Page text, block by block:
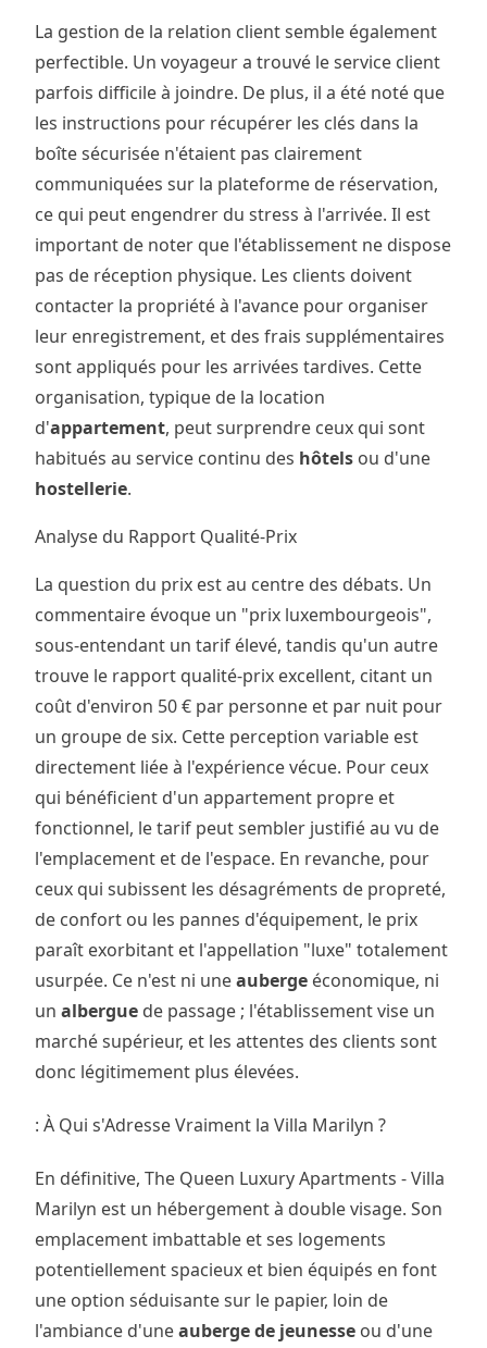
La gestion de la relation client semble également
perfectible. Un voyageur a trouvé le service client
parfois difficile à joindre. De plus, il a été noté que
les instructions pour récupérer les clés dans la
boîte sécurisée n'étaient pas clairement
communiquées sur la plateforme de réservation,
ce qui peut engendrer du stress à l'arrivée. Il est
important de noter que l'établissement ne dispose
pas de réception physique. Les clients doivent
contacter la propriété à l'avance pour organiser
leur enregistrement, et des frais supplémentaires
sont appliqués pour les arrivées tardives. Cette
organisation, typique de la location
d'appartement, peut surprendre ceux qui sont
habitués au service continu des hôtels ou d'une
hostellerie.
Analyse du Rapport Qualité-Prix
La question du prix est au centre des débats. Un
commentaire évoque un "prix luxembourgeois",
sous-entendant un tarif élevé, tandis qu'un autre
trouve le rapport qualité-prix excellent, citant un
coût d'environ 50 € par personne et par nuit pour
un groupe de six. Cette perception variable est
directement liée à l'expérience vécue. Pour ceux
qui bénéficient d'un appartement propre et
fonctionnel, le tarif peut sembler justifié au vu de
l'emplacement et de l'espace. En revanche, pour
ceux qui subissent les désagréments de propreté,
de confort ou les pannes d'équipement, le prix
paraît exorbitant et l'appellation "luxe" totalement
usurpée. Ce n'est ni uneauberge économique, ni
un albergue de passage ; l'établissement vise un
marché supérieur, et les attentes des clients sont
donc légitimement plus élevées.
: À Qui s'Adresse Vraiment la Villa Marilyn ?
En définitive, The Queen Luxury Apartments - Villa
Marilyn est un hébergement à double visage. Son
emplacement imbattable et ses logements
potentiellement spacieux et bien équipés en font
une option séduisante sur le papier, loin de
l'ambiance d'uneauberge de jeunesse ou d'une